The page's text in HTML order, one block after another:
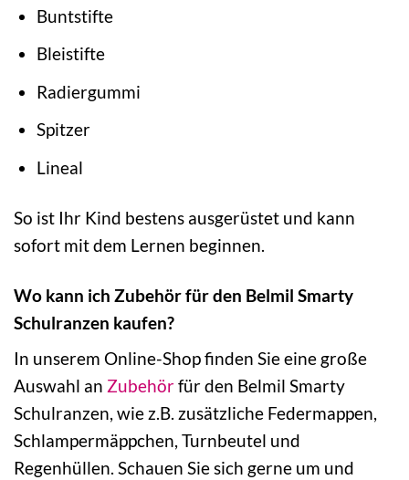
Buntstifte
Bleistifte
Radiergummi
Spitzer
Lineal
So ist Ihr Kind bestens ausgerüstet und kann
sofort mit dem Lernen beginnen.
Wo kann ich Zubehör für den Belmil Smarty
Schulranzen kaufen?
In unserem Online-Shop finden Sie eine große
Auswahl an Zubehörfür den Belmil Smarty
Schulranzen, wie z.B. zusätzliche Federmappen,
Schlampermäppchen, Turnbeutel und
Regenhüllen. Schauen Sie sich gerne um und